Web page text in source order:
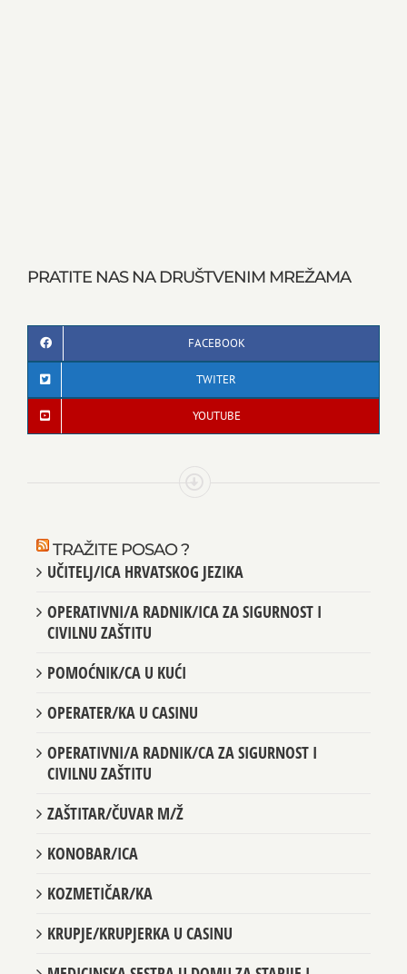
PRATITE NAS NA DRUŠTVENIM MREŽAMA
FACEBOOK
TWITER
YOUTUBE
TRAŽITE POSAO ?
UČITELJ/ICA HRVATSKOG JEZIKA
OPERATIVNI/A RADNIK/ICA ZA SIGURNOST I
CIVILNU ZAŠTITU
POMOĆNIK/CA U KUĆI
OPERATER/KA U CASINU
OPERATIVNI/A RADNIK/CA ZA SIGURNOST I
CIVILNU ZAŠTITU
ZAŠTITAR/ČUVAR M/Ž
KONOBAR/ICA
KOZMETIČAR/KA
KRUPJE/KRUPJERKA U CASINU